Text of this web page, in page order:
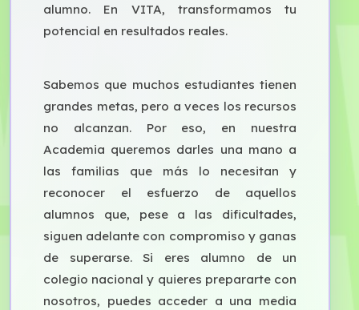
alumno. En VITA, transformamos tu
potencial en resultados reales.
Sabemos que muchos estudiantes tienen
grandes metas, pero a veces los recursos
no alcanzan. Por eso, en nuestra
Academia queremos darles una mano a
las familias que más lo necesitan y
reconocer el esfuerzo de aquellos
alumnos que, pese a las dificultades,
siguen adelante con compromiso y ganas
de superarse. Si eres alumno de un
colegio nacional y quieres prepararte con
nosotros, puedes acceder a una media